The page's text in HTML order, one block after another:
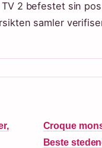
2 befestet sin
samler
Croque
Beste